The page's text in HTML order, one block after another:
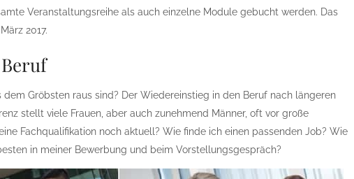
Veranstaltungsreihe als auch einzelne Module gebucht werden. Das
2017.
dem Gröbsten raus sind? Der Wiedereinstieg in den Beruf nach längeren
stellt viele Frauen, aber auch zunehmend Männer, oft vor große
Fachqualifikation noch aktuell? Wie finde ich einen passenden Job? Wie
in meiner Bewerbung und beim Vorstellungsgespräch?